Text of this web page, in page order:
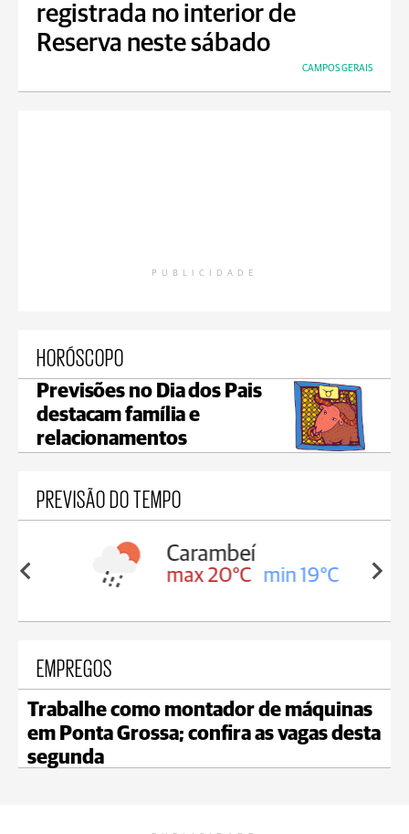
registrada no interior de
Reserva neste sábado
CAMPOS GERAIS
PUBLICIDADE
HORÓSCOPO
Previsões no Dia dos Pais
destacam família e
relacionamentos
PREVISÃO DO TEMPO
19°C
Carambeí
max 20°C min 19°C
EMPREGOS
Trabalhe como montador de máquinas
em Ponta Grossa; confira as vagas desta
segunda